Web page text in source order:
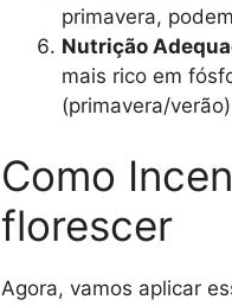
primavera,
Nutrição
mais rico em
(primavera/
Como
florescer
Agora, vamos aplicar